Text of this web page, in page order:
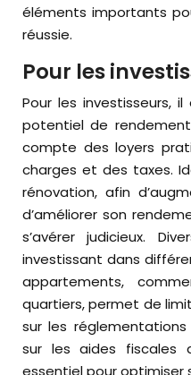
éléments importants
réussie.
Pour les
Pour les investisseurs,
potentiel de
compte des loyers
charges et des taxes.
rénovation, afin
d’améliorer son
s’avérer judicieux.
investissant dans
appartements,
quartiers, permet de
sur les
sur les aides fiscales
essentiel pour optimiser